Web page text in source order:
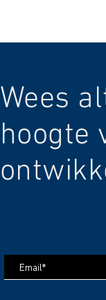
Wees
hoogte